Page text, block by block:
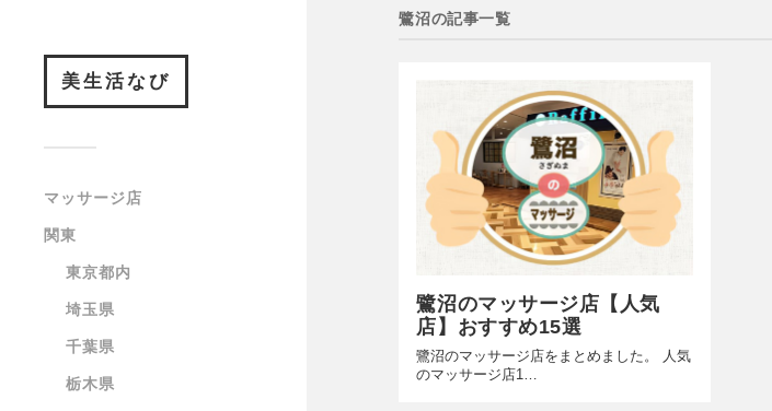
美生活なび
マッサージ店
関東
東京都内
埼玉県
千葉県
栃木県
鷺沼の記事一覧
鷺沼のマッサージ店【人気
店】おすすめ15選
鷺沼のマッサージ店をまとめました。 人気
のマッサージ店1…